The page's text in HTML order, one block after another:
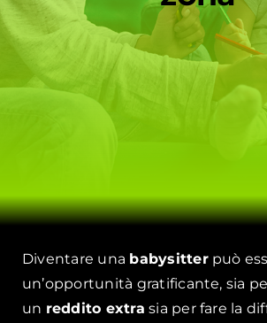
Diventare una babysitterpuò
un’opportunità gratificante, sia
un reddito extra sia per fare la